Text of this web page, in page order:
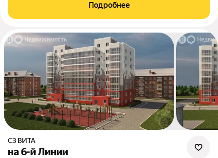
Подробнее
СЗ ВИТА
на 6-й Линии